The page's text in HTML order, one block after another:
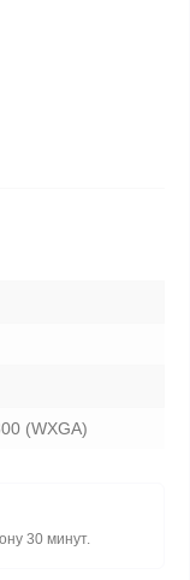
(WXGA)
30 минут.